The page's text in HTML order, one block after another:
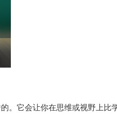
。它会让你在思维或视野上比